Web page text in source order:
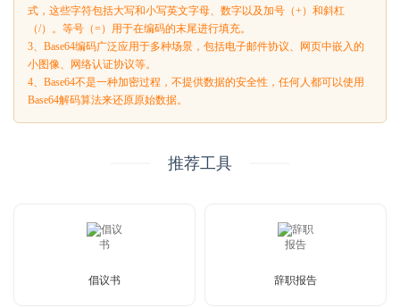
式，这些字符包括大写和小写英文字母、数字以及加号（+）和斜杠
（/）。等号（=）用于在编码的末尾进行填充。
3、Base64编码广泛应用于多种场景，包括电子邮件协议、网页中嵌入的
小图像、网络认证协议等。
4、Base64不是一种加密过程，不提供数据的安全性，任何人都可以使用
Base64解码算法来还原原始数据。
推荐工具
倡议书 辞职报告